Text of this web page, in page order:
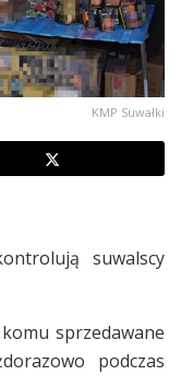
KMP Suwałki
suwalscy
sprzedawane
podczas